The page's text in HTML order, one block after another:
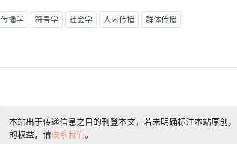
传播学 符号学 社会学 人内传播 群体传播
本站出于传递信息之目的刊登本文，若未明确标注本站原创
的权益，请联系我们。